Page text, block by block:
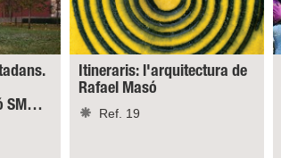
SM…
Itineraris: l'arquitectura de
Rafael Masó
Ref. 19